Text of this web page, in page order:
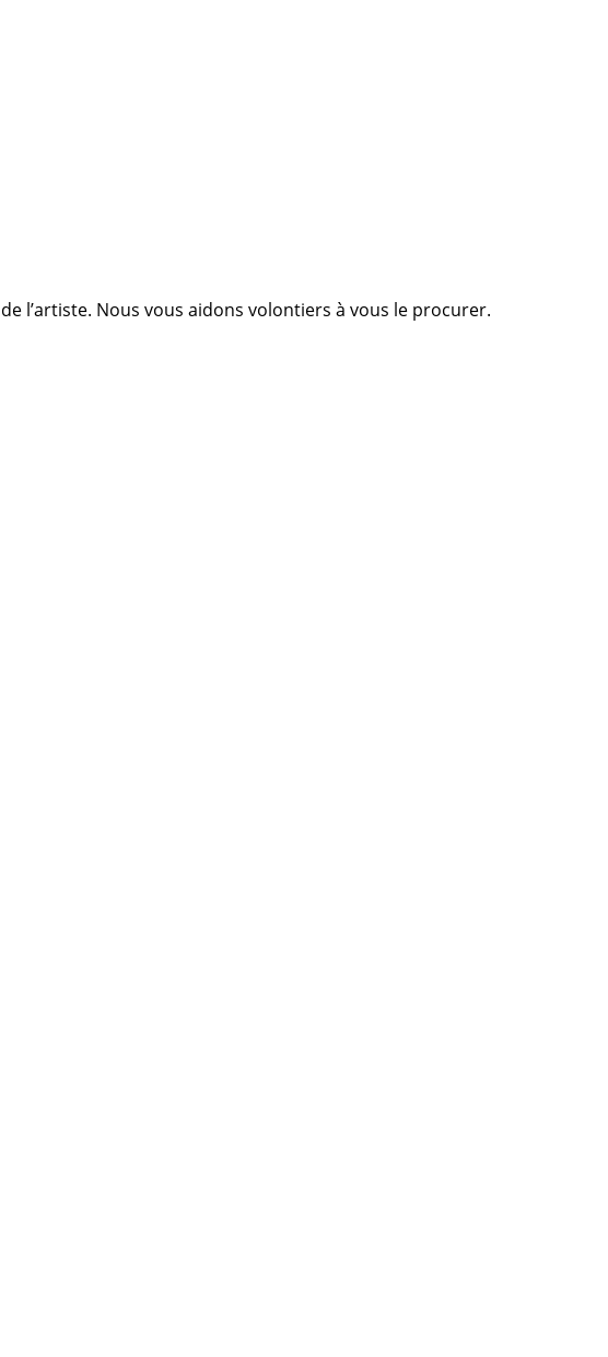
l’artiste. Nous vous aidons volontiers à vous le procurer.